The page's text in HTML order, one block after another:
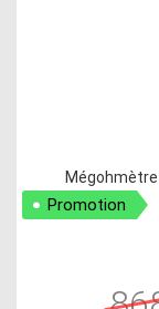
Promotion